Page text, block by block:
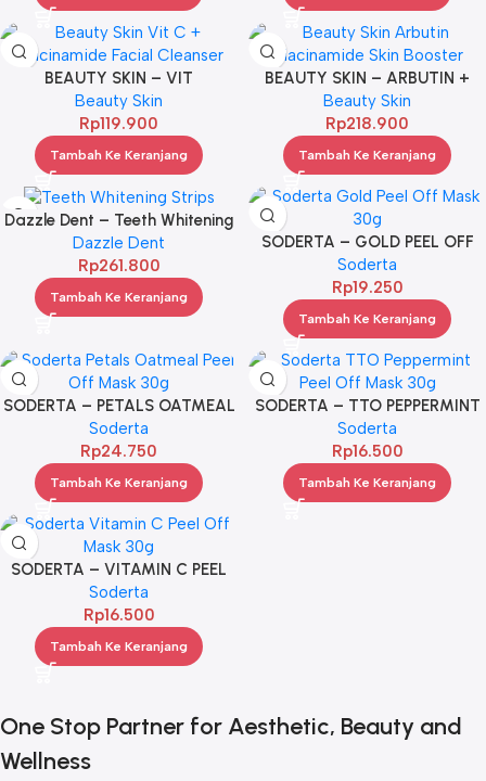
BEAUTY SKIN – VIT
C+NIACINAMIDE FACIAL
CLEANSER 100ML
Beauty Skin
Rp119.900
Tambah Ke Keranjang
BEAUTY SKIN – ARBUTIN +
NIACINAMIDE SKIN BOOSTER
35ML
Beauty Skin
Rp218.900
Tambah Ke Keranjang
Dazzle Dent – Teeth Whitening
Strips (14Pouches 28Strips)
Dazzle Dent
Rp261.800
Tambah Ke Keranjang
SODERTA – GOLD PEEL OFF
MASK 30G
Soderta
Rp19.250
Tambah Ke Keranjang
SODERTA – PETALS OATMEAL
PEEL OFF MASK 30G
Soderta
Rp24.750
Tambah Ke Keranjang
SODERTA – TTO PEPPERMINT
PEEL OFF MASK 30G
Soderta
Rp16.500
Tambah Ke Keranjang
SODERTA – VITAMIN C PEEL
OFF MASK 30G
Soderta
Rp16.500
Tambah Ke Keranjang
One Stop Partner for Aesthetic, Beauty and
Wellness